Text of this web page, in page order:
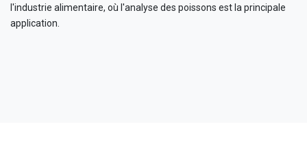
l'industrie alimentaire, où l'analyse des poissons est la principale
application.